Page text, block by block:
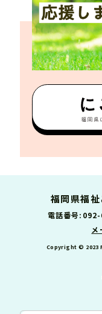
福岡県福
電話番号
メ
Copyright © 2023